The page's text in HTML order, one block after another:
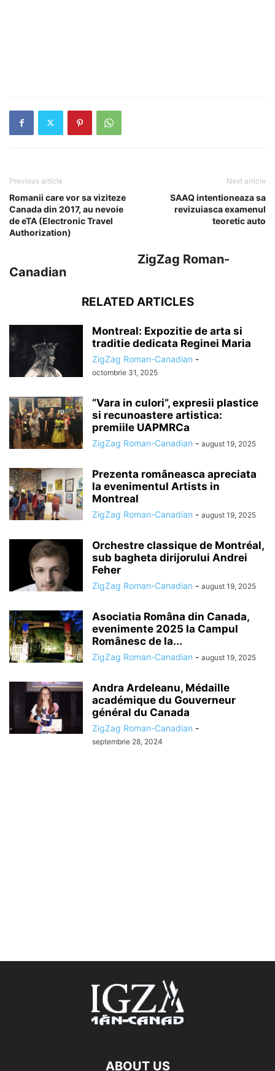
Previous article
Romanii care vor sa viziteze
Canada din 2017, au nevoie
de eTA (Electronic Travel
Authorization)
Next article
SAAQ intentioneaza sa
revizuiasca examenul
teoretic auto
ZigZag Roman-
Canadian
RELATED ARTICLES
Montreal: Expozitie de arta si
traditie dedicata Reginei Maria
ZigZag Roman-Canadian -
octombrie 31, 2025
“Vara in culori”, expresii plastice
si recunoastere artistica:
premiile UAPMRCa
ZigZag Roman-Canadian - august 19, 2025
Prezenta româneasca apreciata
la evenimentul Artists in
Montreal
ZigZag Roman-Canadian - august 19, 2025
Orchestre classique de Montréal,
sub bagheta dirijorului Andrei
Feher
ZigZag Roman-Canadian - august 19, 2025
Asociatia Româna din Canada,
evenimente 2025 la Campul
Românesc de la...
ZigZag Roman-Canadian - august 19, 2025
Andra Ardeleanu, Médaille
académique du Gouverneur
général du Canada
ZigZag Roman-Canadian -
septembrie 28, 2024
ABOUT US